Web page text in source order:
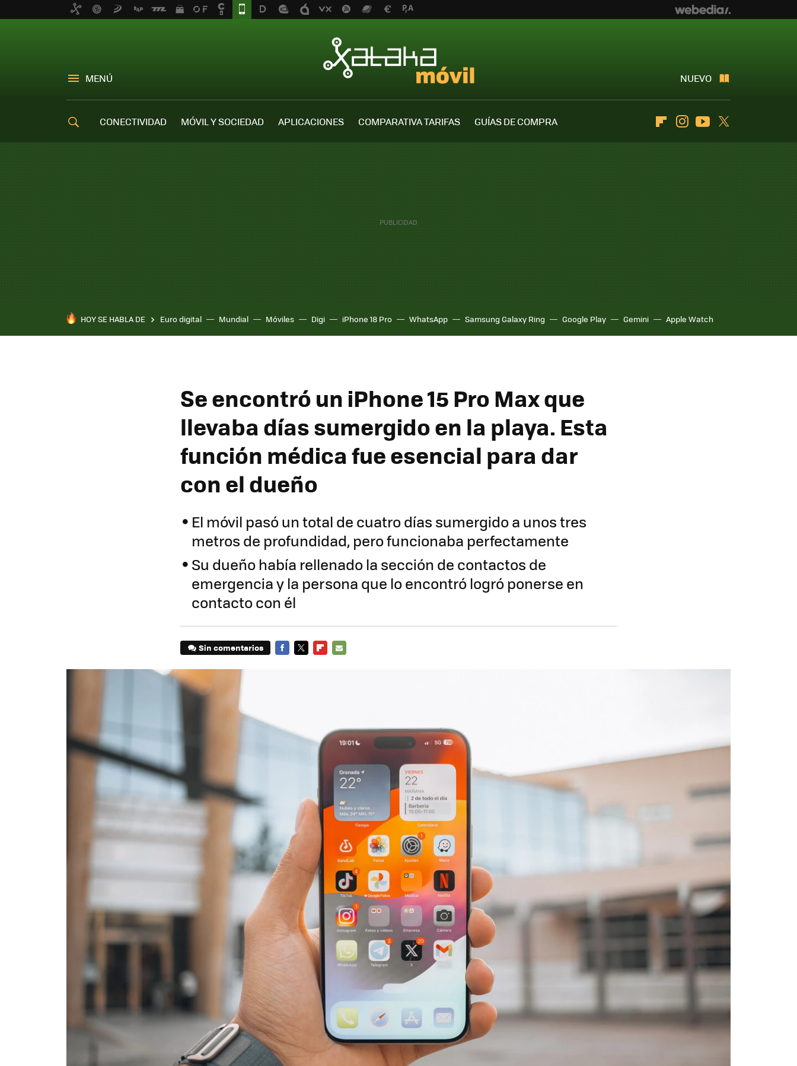
MENÚ NUEVO
CONECTIVIDAD MÓVIL Y SOCIEDAD APLICACIONES COMPARATIVA TARIFAS
GUÍAS DE COMPRA
FlipboardInstagramYoutube
HOY SE HABLA DE Euro digital Mundial Móviles Digi iPhone 18 Pro WhatsApp Samsung Galaxy Ring Google Play Gemini Apple Watch
Se encontró un iPhone 15 Pro Max que
llevaba días sumergido en la playa. Esta
función médica fue esencial para dar
con el dueño
El móvil pasó un total de cuatro días sumergido a unos tres
metros de profundidad, pero funcionaba perfectamente
Su dueño había rellenado la sección de contactos de
emergencia y la persona que lo encontró logró ponerse en
contacto con él
Sin comentarios